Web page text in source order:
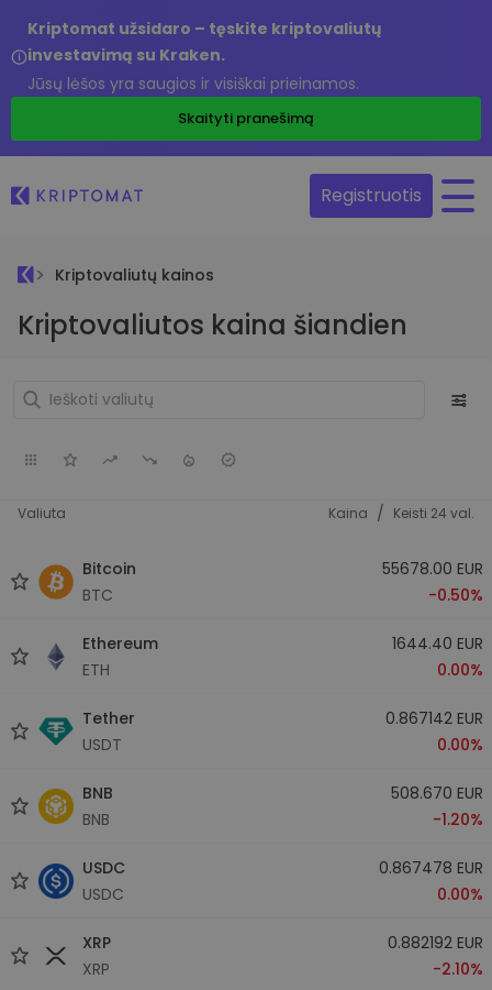
Kriptomat užsidaro – tęskite kriptovaliutų
investavimą su Kraken.
Jūsų lėšos yra saugios ir visiškai prieinamos.
Skaityti pranešimą
Registruotis
Kriptovaliutų kainos
Kriptovaliutos kaina šiandien
Valiuta Kaina / Keisti 24 val.
Bitcoin
BTC
55678.00 EUR
-0.50%
Ethereum
ETH
1644.40 EUR
0.00%
Tether
USDT
0.867142 EUR
0.00%
BNB
BNB
508.670 EUR
-1.20%
USDC
USDC
0.867478 EUR
0.00%
XRP
XRP
0.882192 EUR
-2.10%